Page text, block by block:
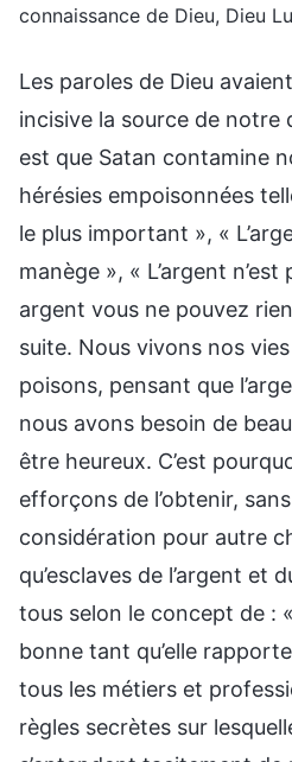
connaissance de Dieu, Dieu
Les paroles de Dieu
incisive la source de notre
est que Satan contamine
hérésies empoisonnées
le plus important », «
manège », « L’argent
argent vous ne pouvez
suite. Nous vivons nos
poisons, pensant que
nous avons besoin de
être heureux. C’est
efforçons de l’obtenir,
considération pour autre
qu’esclaves de l’argent et
tous selon le concept de :
bonne tant qu’elle
tous les métiers et
règles secrètes sur